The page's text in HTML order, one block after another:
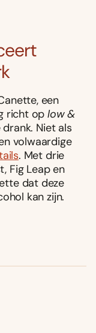
een
richt oplow &
Niet als
volwaardige
. Met drie
Fig Leap en
dat deze
kan zijn.